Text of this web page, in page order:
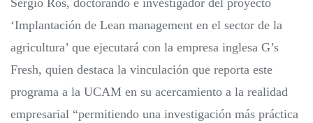
Sergio Ros, doctorando e investigador del proyecto
‘Implantación de Lean management en el sector de la
agricultura’ que ejecutará con la empresa inglesa G’s
Fresh, quien destaca la vinculación que reporta este
programa a la UCAM en su acercamiento a la realidad
empresarial “permitiendo una investigación más práctica